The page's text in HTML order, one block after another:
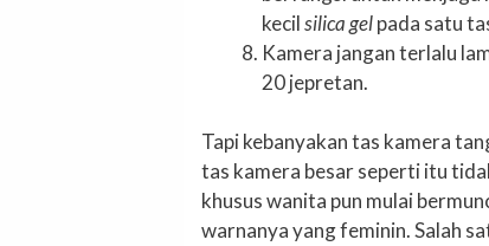
kecilsilica gelpada satu
Kamera jangan terlalu
20 jepretan.
Tapi kebanyakan tas kamera
tas kamera besar seperti itu
khusus wanita pun mulai
warnanya yang feminin. Salah